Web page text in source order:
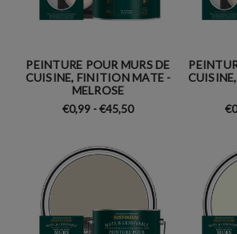
PEINTURE POUR MURS DE
CUISINE, FINITION MATE -
MELROSE
€0,99 - €45,50